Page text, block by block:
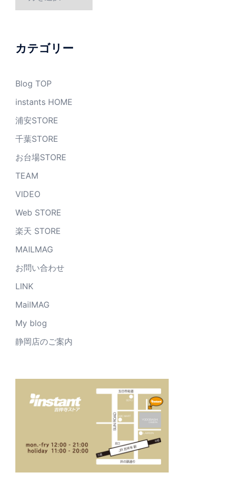
ブ
カテゴリー
Blog TOP
instants HOME
浦安STORE
千葉STORE
お台場STORE
TEAM
VIDEO
Web STORE
楽天 STORE
MAILMAG
お問い合わせ
LINK
MailMAG
My blog
静岡店のご案内